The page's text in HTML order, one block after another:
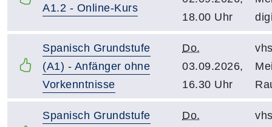
A1.2 - Online-Kurs
18.00 Uhr
Spanisch Grundstufe
(A1) - Anfänger ohne
Vorkenntnisse
Do.
03.09.2026,
16.30 Uhr
Spanisch Grundstufe
Do.